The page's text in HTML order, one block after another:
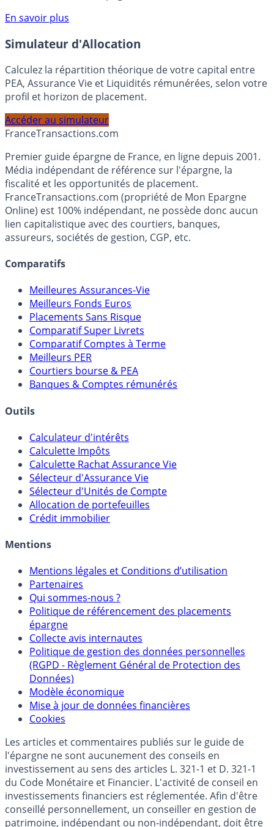
Voir conditions sur la page dédiée à cette offre.
En savoir plus
Simulateur d'Allocation
Calculez la répartition théorique de votre capital entre
profil et horizon de placement.
FranceTransactions.com
Premier guide épargne de France, en ligne depuis 2001.
Média indépendant de référence sur l'épargne, la
fiscalité et les opportunités de placement.
FranceTransactions.com (propriété de Mon Epargne
Online) est 100% indépendant, ne possède donc aucun
assureurs, sociétés de gestion, CGP, etc.
Comparatifs
Meilleures Assurances-Vie
Meilleurs Fonds Euros
Placements Sans Risque
Comparatif Super Livrets
Comparatif Comptes à Terme
Meilleurs PER
Banques & Comptes rémunérés
Outils
Calculateur d'intérêts
Calculette Impôts
Calculette Rachat Assurance Vie
Sélecteur d'Assurance Vie
Sélecteur d'Unités de Compte
Crédit immobilier
Mentions
Mentions légales et Conditions d’utilisation
Partenaires
Qui sommes-nous ?
Politique de référencement des placements
épargne
Collecte avis internautes
Politique de gestion des données personnelles
(RGPD - Règlement Général de Protection des
Données)
Modèle économique
Cookies
Les articles et commentaires publiés sur le guide de
l'épargne ne sont aucunement des conseils en
investissement au sens des articles L. 321-1 et D. 321-1
du Code Monétaire et Financier. L'activité de conseil en
investissements financiers est réglementée. Afin d'être